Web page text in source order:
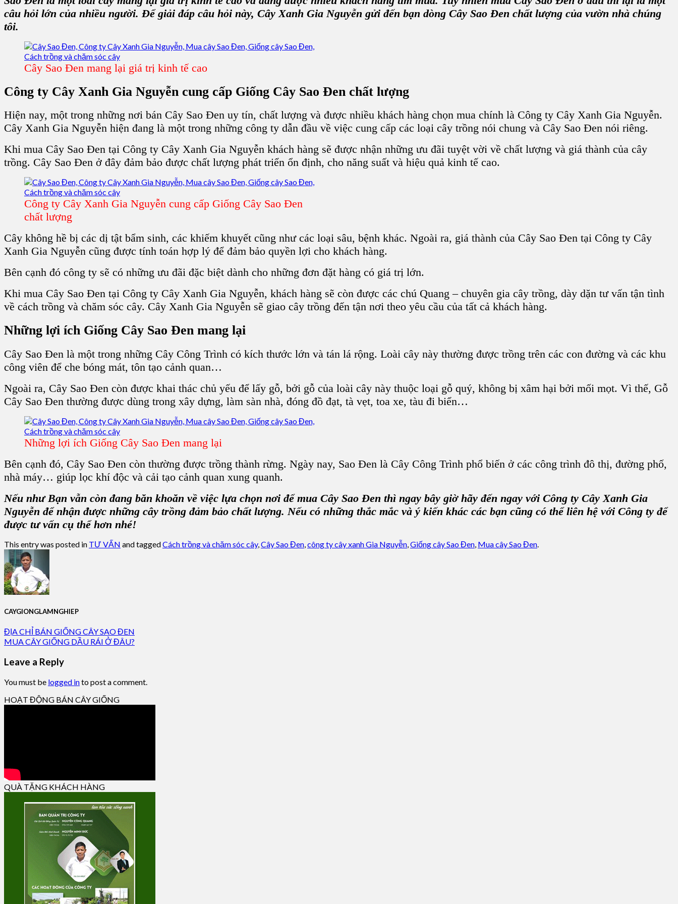
câu hỏi lớn của nhiều người. Để giải đáp câu hỏi này, Cây Xanh Gia Nguyễn gửi đến bạn dòng Cây Sao Đen chất lượng của vườn nhà chúng
tôi.
Cây Sao Đen mang lại giá trị kinh tế cao
Công ty Cây Xanh Gia Nguyễn cung cấp Giống Cây Sao Đen chất lượng
Hiện nay, một trong những nơi bán Cây Sao Đen uy tín, chất lượng và được nhiều khách hàng chọn mua chính là Công ty Cây Xanh Gia Nguyễn.
Cây Xanh Gia Nguyễn hiện đang là một trong những công ty dẫn đầu về việc cung cấp các loại cây trồng nói chung và Cây Sao Đen nói riêng.
Khi mua Cây Sao Đen tại Công ty Cây Xanh Gia Nguyễn khách hàng sẽ được nhận những ưu đãi tuyệt vời về chất lượng và giá thành của cây
trồng. Cây Sao Đen ở đây đảm bảo được chất lượng phát triển ổn định, cho năng suất và hiệu quả kinh tế cao.
Công ty Cây Xanh Gia Nguyễn cung cấp Giống Cây Sao Đen
chất lượng
Cây không hề bị các dị tật bẩm sinh, các khiếm khuyết cũng như các loại sâu, bệnh khác. Ngoài ra, giá thành của Cây Sao Đen tại Công ty Cây
Xanh Gia Nguyễn cũng được tính toán hợp lý để đảm bảo quyền lợi cho khách hàng.
Bên cạnh đó công ty sẽ có những ưu đãi đặc biệt dành cho những đơn đặt hàng có giá trị lớn.
Khi mua Cây Sao Đen tại Công ty Cây Xanh Gia Nguyễn, khách hàng sẽ còn được các chú Quang – chuyên gia cây trồng, dày dặn tư vấn tận tình
về cách trồng và chăm sóc cây. Cây Xanh Gia Nguyễn sẽ giao cây trồng đến tận nơi theo yêu cầu của tất cả khách hàng.
Những lợi ích Giống Cây Sao Đen mang lại
Cây Sao Đen là một trong những Cây Công Trình có kích thước lớn và tán lá rộng. Loài cây này thường được trồng trên các con đường và các khu
công viên để che bóng mát, tôn tạo cảnh quan…
Ngoài ra, Cây Sao Đen còn được khai thác chủ yếu để lấy gỗ, bởi gỗ của loài cây này thuộc loại gỗ quý, không bị xâm hại bởi mối mọt. Vì thế, Gỗ
Cây Sao Đen thường được dùng trong xây dựng, làm sàn nhà, đóng đồ đạt, tà vẹt, toa xe, tàu đi biển…
Những lợi ích Giống Cây Sao Đen mang lại
Bên cạnh đó, Cây Sao Đen còn thường được trồng thành rừng. Ngày nay, Sao Đen là Cây Công Trình phổ biến ở các công trình đô thị, đường phố,
nhà máy… giúp lọc khí độc và cải tạo cảnh quan xung quanh.
Nếu như Bạn vẫn còn đang băn khoăn về việc lựa chọn nơi đểmua Cây Sao Đen thì ngay bây giờ hãy đến ngay với Công ty Cây Xanh Gia
Nguyễn để nhận được những cây trồng đảm bảo chất lượng. Nếu có những thắc mắc và ý kiến khác các bạn cũng có thể liên hệ với Công ty để
được tư vấn cụ thể hơn nhé!
This entry was posted in TƯ VẤN and taggedCách trồng và chăm sóc cây, Cây Sao Đen công ty cây xanh Gia Nguyễn Giống cây Sao Đen Mua cây Sao Đen
CAYGIONGLAMNGHIEP
ĐỊA CHỈ BÁN GIỐNG CÂY SAO ĐEN
MUA CÂY GIỐNG DẦU RÁI Ở ĐÂU?
Leave a Reply
You must be logged into post a comment.
HOẠT ĐỘNG BÁN CÂY GIỐNG
QUÀ TẶNG KHÁCH HÀNG